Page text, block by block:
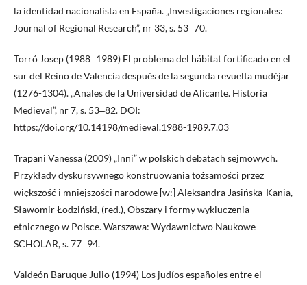
la identidad nacionalista en España. „Investigaciones regionales:
Journal of Regional Research”, nr 33, s. 53‒70.
Torró Josep (1988‒1989) El problema del hábitat fortificado en el
sur del Reino de Valencia después de la segunda revuelta mudéjar
(1276-1304). „Anales de la Universidad de Alicante. Historia
Medieval”, nr 7, s. 53‒82. DOI:
https://doi.org/10.14198/medieval.1988-1989.7.03
Trapani Vanessa (2009) „Inni” w polskich debatach sejmowych.
Przykłady dyskursywnego konstruowania tożsamości przez
większość i mniejszości narodowe [w:] Aleksandra Jasińska-Kania,
Sławomir Łodziński, (red.), Obszary i formy wykluczenia
etnicznego w Polsce. Warszawa: Wydawnictwo Naukowe
SCHOLAR, s. 77‒94.
Valdeón Baruque Julio (1994) Los judíos españoles entre el